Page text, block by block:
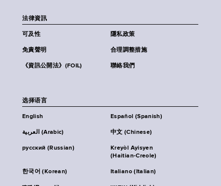
法律資訊
可及性 隱私政策
免責聲明 合理調整措施
《資訊公開法》(FOIL) 聯絡我們
选择语言
English Español (Spanish)
العربية (Arabic) 中文 (Chinese)
русский (Russian)
Kreyòl Ayisyen
(Haitian-Creole)
한국어 (Korean) Italiano (Italian)